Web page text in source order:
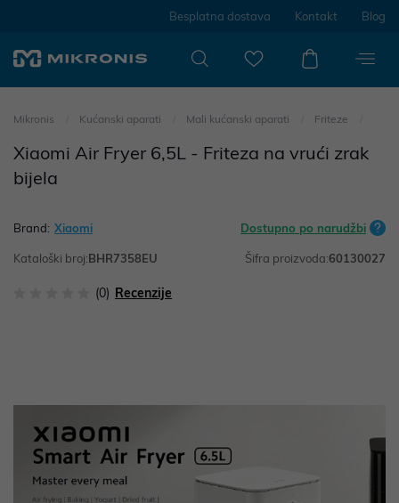
Besplatna dostava Kontakt Blog
Mikronis Kućanski aparati Mali kućanski aparati Friteze
Xiaomi Air Fryer 6,5L - Friteza na vrući zrak
bijela
Brand: Xiaomi Dostupno po narudžbi
Kataloški broj:BHR7358EU Šifra proizvoda:60130027
(0) Recenzije